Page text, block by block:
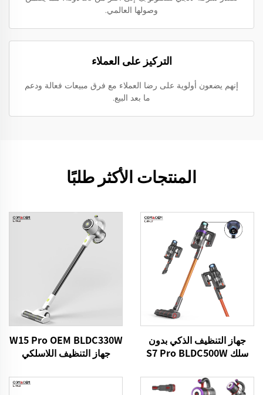
وصولها العالمي.
التركيز على العملاء
إنهم يضعون أولوية على رضا العملاء مع فرق مبيعات فعالة ودعم
ما بعد البيع.
المنتجات الأكثر طلبًا
جهاز التنظيف الذكي بدون
سلك S7 Pro BLDC500W
W15 Pro OEM BLDC330W
جهاز التنظيف اللاسلكي